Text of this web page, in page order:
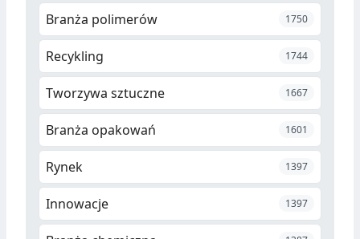
Branża polimerów 1750
Recykling 1744
Tworzywa sztuczne 1667
Branża opakowań 1601
Rynek 1397
Innowacje 1397